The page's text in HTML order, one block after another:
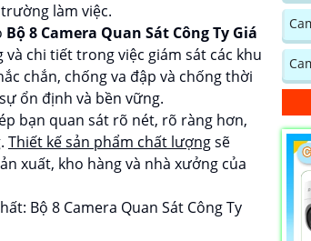
làm việc.
Bộ 8 Camera Quan Sát Công Ty Giá
chi tiết trong việc giám sát các khu
chắn, chống va đập và chống thời
ổn định và bền vững.
bạn quan sát rõ nét, rõ ràng hơn,
Thiết kế sản phẩm chất lượngsẽ
xuất, kho hàng và nhà xưởng của
Bộ 8 Camera Quan Sát Công Ty